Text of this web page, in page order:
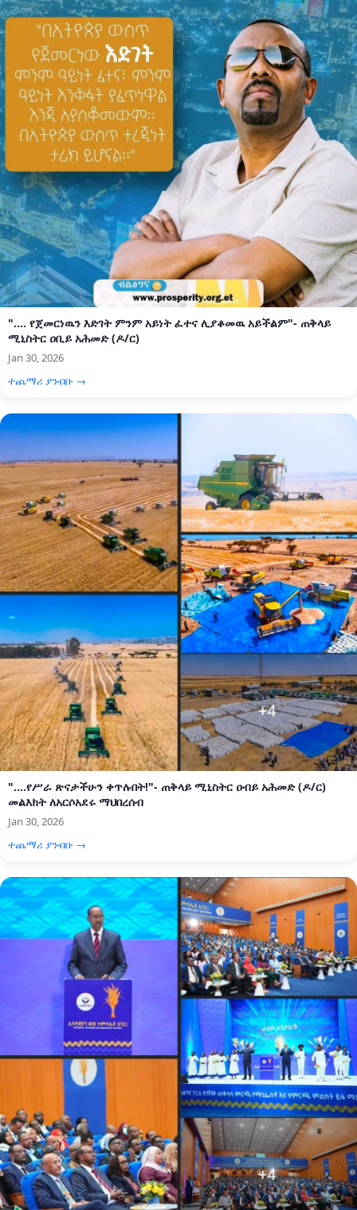
".... የጀመርነዉን እድገት ምንም አይነት ፈተና ሊያቆመዉ አይችልም"- ጠቅላይ
ሚኒስትር ዐቢይ አሕመድ (ዶ/ር)
Jan 30, 2026
ተጨማሪ ያንብቡ →
"....የሥራ ጽናታችሁን ቀጥሉበት!"- ጠቅላይ ሚኒስትር ዐብይ አሕመድ (ዶ/ር)
መልእክት ለአርሶአደሩ ማህበረሰብ
Jan 30, 2026
ተጨማሪ ያንብቡ →